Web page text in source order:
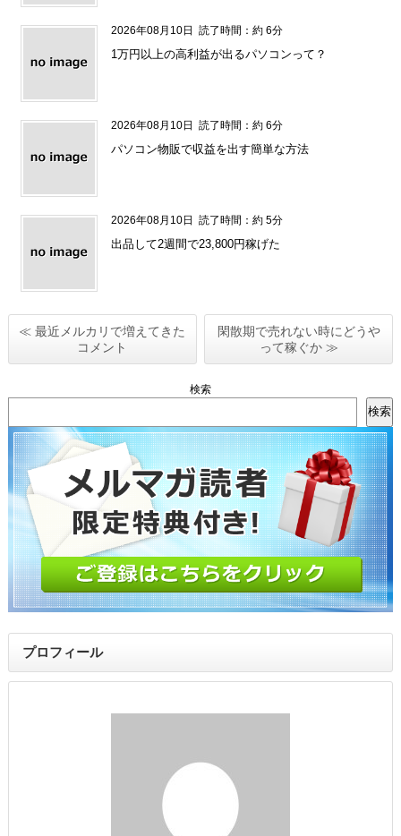
2026年08月10日 読了時間：約 6分
1万円以上の高利益が出るパソコンって？
2026年08月10日 読了時間：約 6分
パソコン物販で収益を出す簡単な方法
2026年08月10日 読了時間：約 5分
出品して2週間で23,800円稼げた
≪ 最近メルカリで増えてきた
コメント
閑散期で売れない時にどうや
って稼ぐか ≫
検索
検索
プロフィール